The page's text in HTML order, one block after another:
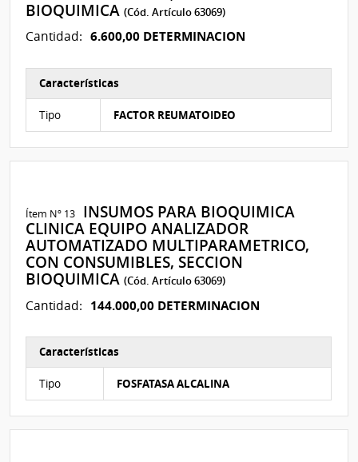
BIOQUIMICA(Cód. Artículo 63069)
Cantidad: 6.600,00 DETERMINACION
Características del Ítem Nº 76
Características
Tipo FACTOR REUMATOIDEO
Ítem Nº 13
INSUMOS PARA BIOQUIMICA
CLINICA EQUIPO ANALIZADOR
AUTOMATIZADO MULTIPARAMETRICO,
CON CONSUMIBLES, SECCION
BIOQUIMICA(Cód. Artículo 63069)
Cantidad: 144.000,00 DETERMINACION
Características
Tipo FOSFATASA ALCALINA